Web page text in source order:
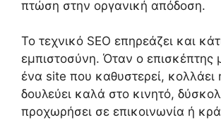
πτώση στην οργανική απόδοση.
Το τεχνικό SEO επηρεάζει και
εμπιστοσύνη. Όταν ο επισκέπτης
ένα site που καθυστερεί, κολλάει
δουλεύει καλά στο κινητό,
προχωρήσει σε επικοινωνία ή